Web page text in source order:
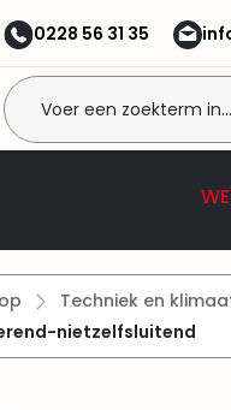
0228 56 31 35
Welkom bij
Techniek en
nietzelfsluitend